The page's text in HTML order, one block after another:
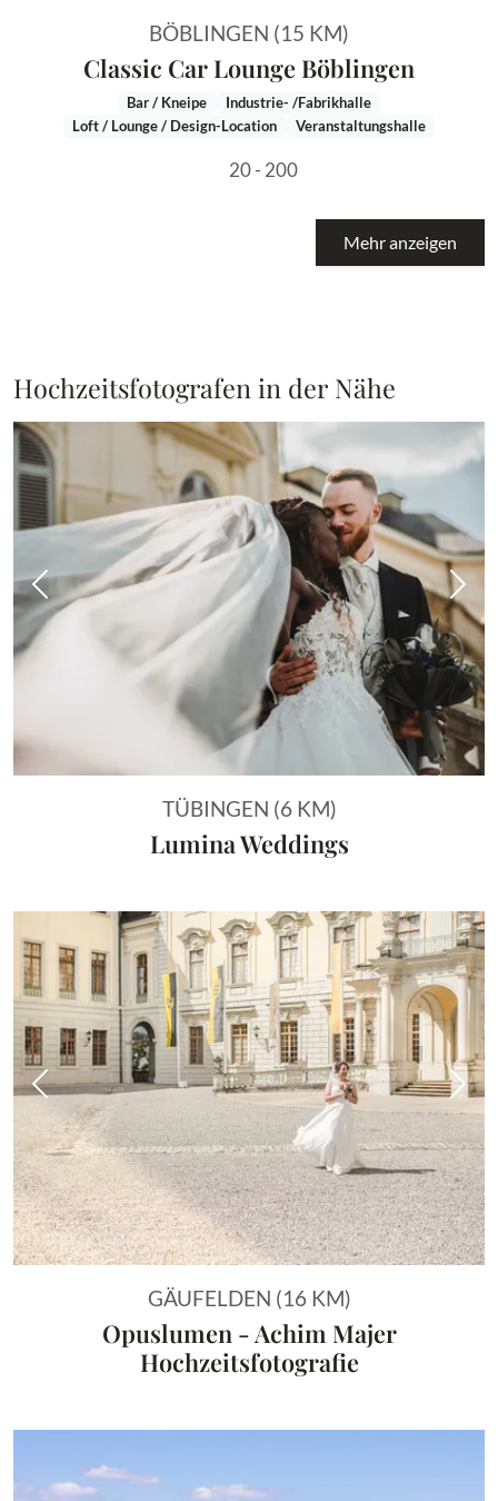
BÖBLINGEN (15 KM)
Classic Car Lounge Böblingen
Bar / Kneipe
Industrie- /Fabrikhalle
Loft / Lounge / Design-Location
Veranstaltungshalle
20 - 200
Mehr anzeigen
Hochzeitsfotografen in der Nähe
Vorheriges Bild
TÜBINGEN (6 KM)
Lumina Weddings
Vorheriges Bild
GÄUFELDEN (16 KM)
Opuslumen - Achim Majer
Hochzeitsfotografie